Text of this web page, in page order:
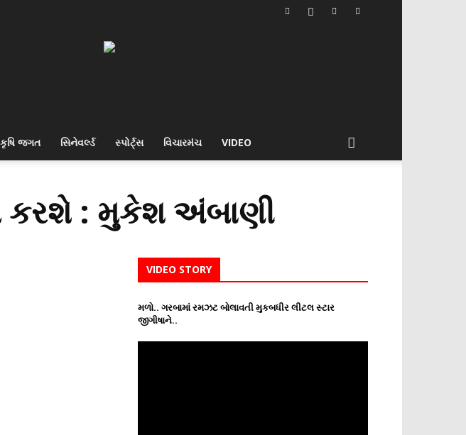
કૃષિ જગત સિનેવર્લ્ડ સ્પોર્ટ્સ વિચારમંચ VIDEO
કરશે : મુકેશ અંબાણી
VIDEO STORY
મળો.. ગરબામાં રમઝટ બોલાવતી મુકબધીર લીટલ સ્ટાર
જીગીષાને..